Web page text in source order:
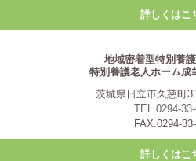
詳しくはこ
地域密着型特別養
特別養護老人ホーム成
茨城県日立市久慈町3
TEL.0294-33-
FAX.0294-
詳しくはこ